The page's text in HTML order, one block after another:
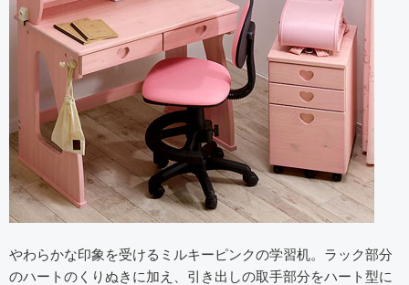
やわらかな印象を受けるミルキーピンクの学習机。ラック部分
のハートのくりぬきに加え、引き出しの取手部分をハート型に